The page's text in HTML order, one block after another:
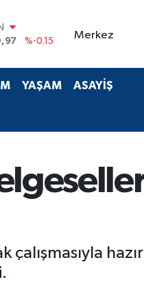
%0
Merkez
YAŞAM ASAYİŞ